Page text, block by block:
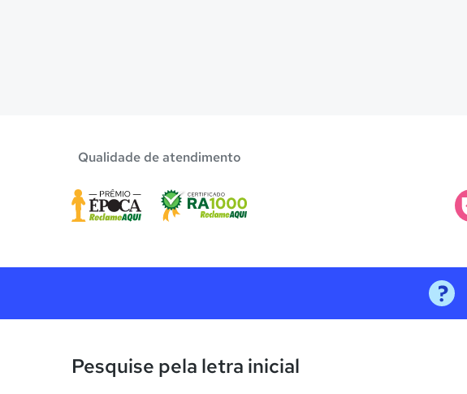
Qualidade de atendimento
Pesquise pela letra inicial